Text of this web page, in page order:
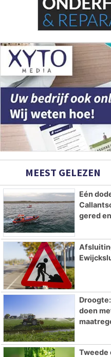
MEEST GELEZEN
Eén
gered
doen
Tweede